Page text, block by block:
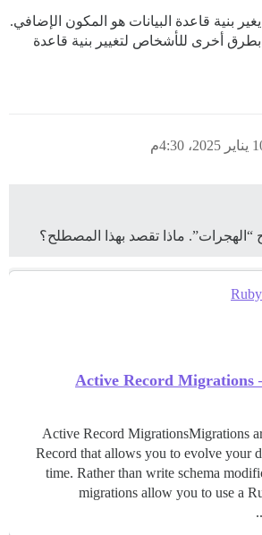
بنية قاعدة البيانات هو المكون الإضافي.
ما لم يسمح Discourse بطرق أخرى للأشخاص لتغيير بنية قاعدة
4:30م
ماذا تقصد بهذا المصطلح؟
Active Record
Active Record MigrationsMigrations
Record that allows you to evolve your
time. Rather than write schema
migrations allow you to use a